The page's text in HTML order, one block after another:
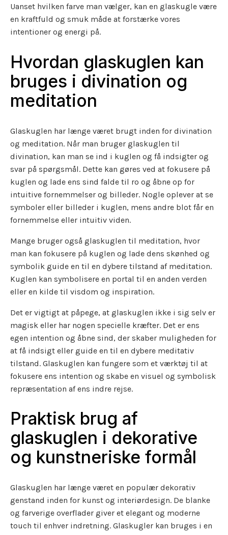
Uanset hvilken farve man vælger, kan en glaskugle være
en kraftfuld og smuk måde at forstærke vores
intentioner og energi på.
Hvordan glaskuglen kan
bruges i divination og
meditation
Glaskuglen har længe været brugt inden for divination
og meditation. Når man bruger glaskuglen til
divination, kan man se ind i kuglen og få indsigter og
svar på spørgsmål. Dette kan gøres ved at fokusere på
kuglen og lade ens sind falde til ro og åbne op for
intuitive fornemmelser og billeder. Nogle oplever at se
symboler eller billeder i kuglen, mens andre blot får en
fornemmelse eller intuitiv viden.
Mange bruger også glaskuglen til meditation, hvor
man kan fokusere på kuglen og lade dens skønhed og
symbolik guide en til en dybere tilstand af meditation.
Kuglen kan symbolisere en portal til en anden verden
eller en kilde til visdom og inspiration.
Det er vigtigt at påpege, at glaskuglen ikke i sig selv er
magisk eller har nogen specielle kræfter. Det er ens
egen intention og åbne sind, der skaber muligheden for
at få indsigt eller guide en til en dybere meditativ
tilstand. Glaskuglen kan fungere som et værktøj til at
fokusere ens intention og skabe en visuel og symbolisk
repræsentation af ens indre rejse.
Praktisk brug af
glaskuglen i dekorative
og kunstneriske formål
Glaskuglen har længe været en populær dekorativ
genstand inden for kunst og interiørdesign. De blanke
og farverige overflader giver et elegant og moderne
touch til enhver indretning. Glaskugler kan bruges i en